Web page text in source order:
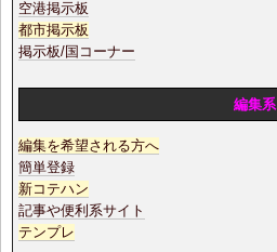
空港掲示板
都市掲示板
掲示板/国コーナー
編集系
編集を希望される方へ
簡単登録
新コテハン
記事や便利系サイト
テンプレ